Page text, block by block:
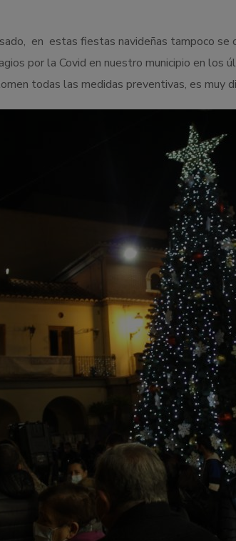
en estas fiestas navideñas tampoco
por la Covid en nuestro municipio en
todas las medidas preventivas, es